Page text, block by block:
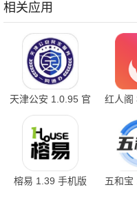
相关应用
天津公安 1.0.95 官
方正版
红人阁
榕易 1.39 手机版
五和宝